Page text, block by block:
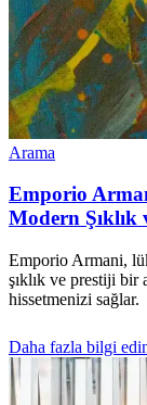
Arama
Emporio
Modern Şıklık
Emporio Armani,
şıklık ve prestiji
hissetmenizi sağlar.
Daha fazla bilgi